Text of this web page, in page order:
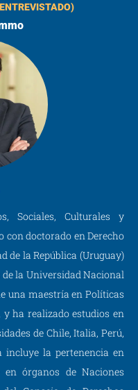
Sociales, Culturales y
con doctorado en Derecho
de la República (Uruguay)
la Universidad Nacional
una maestría en Políticas
ha realizado estudios en
de Chile, Italia, Perú,
incluye la pertenencia en
en órganos de Naciones